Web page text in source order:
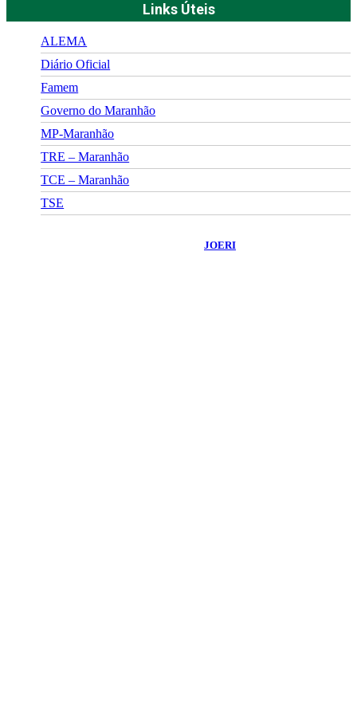
Links Úteis
ALEMA
Diário Oficial
Famem
Governo do Maranhão
MP-Maranhão
TRE – Maranhão
TCE – Maranhão
TSE
JOERI